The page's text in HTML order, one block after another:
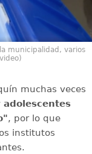
municipalidad, varios
muchas veces
adolescentes
, por lo que
institutos